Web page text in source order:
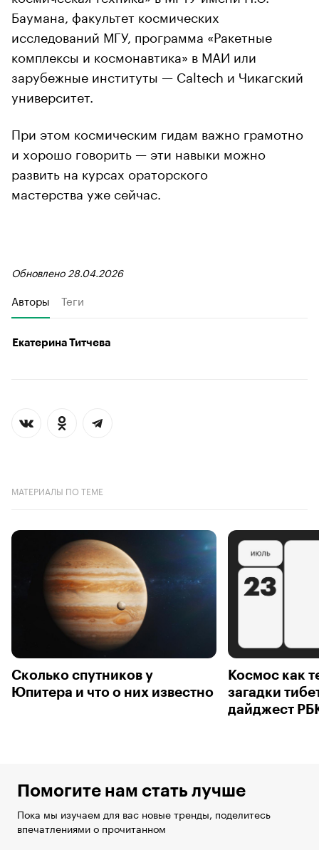
Баумана, факультет космических
исследований МГУ, программа «Ракетные
комплексы и космонавтика» в МАИ или
зарубежные институты — Caltech и Чикагский
университет.
При этом космическим гидам важно грамотно
и хорошо говорить — эти навыки можно
развить на курсах ораторского
мастерства уже сейчас.
Обновлено 28.04.2026
Авторы Теги
Екатерина Титчева
МАТЕРИАЛЫ ПО ТЕМЕ
Сколько спутников у
Юпитера и что о них известно
Космос как
загадки
дайджест
Помогите нам стать лучше
Пока мы изучаем для вас новые тренды, поделитесь
впечатлениями о прочитанном